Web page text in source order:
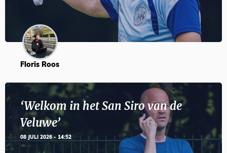
Floris Roos
‘Welkom in het San Siro van de
Veluwe’
08 JULI 2026 - 14:52